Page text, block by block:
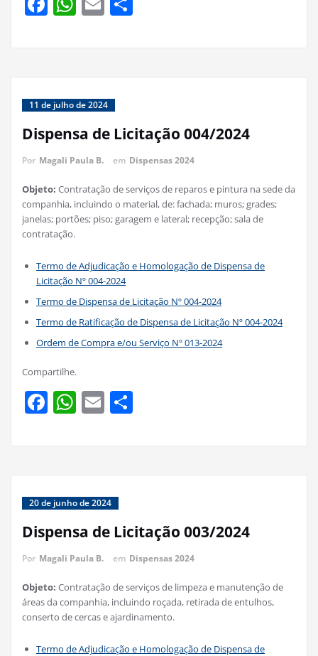
11 de julho de 2024
Dispensa de Licitação 004/2024
Por Magali Paula B. em Dispensas 2024
Objeto: Contratação de serviços de reparos e pintura na sede da
companhia, incluindo o material, de: fachada; muros; grades;
janelas; portões; piso; garagem e lateral; recepção; sala de
contratação.
Termo de Adjudicação e Homologação de Dispensa de
Licitação Nº 004-2024
Termo de Dispensa de Licitação Nº 004-2024
Termo de Ratificação de Dispensa de Licitação Nº 004-2024
Ordem de Compra e/ou Serviço Nº 013-2024
Compartilhe.
Facebook
WhatsApp
Email
20 de junho de 2024
Dispensa de Licitação 003/2024
Por Magali Paula B. em Dispensas 2024
Objeto: Contratação de serviços de limpeza e manutenção de
áreas da companhia, incluindo roçada, retirada de entulhos,
conserto de cercas e ajardinamento.
Termo de Adjudicação e Homologação de Dispensa de